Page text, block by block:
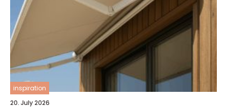
inspiration
20. July 2026